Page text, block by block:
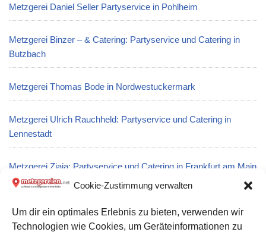
Cookie-Zustimmung verwalten
Um dir ein optimales Erlebnis zu bieten, verwenden wir
Technologien wie Cookies, um Geräteinformationen zu
Metzgerei Daniel Seller Partyservice in Pohlheim
Metzgerei Binzer – & Catering: Partyservice und Catering in
Butzbach
Metzgerei Thomas Bode in Nordwestuckermark
Metzgerei Ulrich Rauchheld: Partyservice und Catering in
Lennestadt
Metzgerei Ziaja: Partyservice und Catering in Frankfurt am Main
Partyservice und Catering in Schwalbach am Taunus